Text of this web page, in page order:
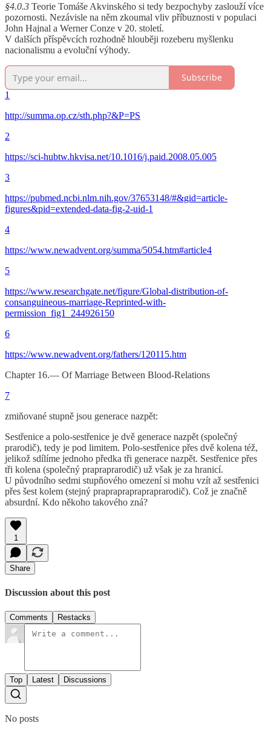
§4.0.3 Teorie Tomáše Akvinského si tedy bezpochyby zaslouží více
pozornosti. Nezávisle na něm zkoumal vliv příbuznosti v populaci
John Hajnal a Werner Conze v 20. století.
V dalších příspěvcích rozhodně hlouběji rozeberu myšlenku
nacionalismu a evoluční výhody.
Subscribe
1
http://summa.op.cz/sth.php?&P=PS
2
https://sci-hubtw.hkvisa.net/10.1016/j.paid.2008.05.005
3
https://pubmed.ncbi.nlm.nih.gov/37653148/#&gid=article-
figures&pid=extended-data-fig-2-uid-1
4
https://www.newadvent.org/summa/5054.htm#article4
5
https://www.researchgate.net/figure/Global-distribution-of-
consanguineous-marriage-Reprinted-with-
permission_fig1_244926150
6
https://www.newadvent.org/fathers/120115.htm
Chapter 16.— Of Marriage Between Blood-Relations
7
zmiňované stupně jsou generace nazpět:
Sestřenice a polo-sestřenice je dvě generace nazpět (společný
prarodič), tedy je pod limitem. Polo-sestřenice přes dvě kolena též,
jelikož sdílíme jednoho předka tři generace nazpět. Sestřenice přes
tři kolena (společný prapraprarodič) už však je za hranicí.
U původního sedmi stupňového omezení si mohu vzít až sestřenici
přes šest kolem (stejný praprapraprapraprarodič). Což je značně
absurdní. Kdo někoho takového zná?
1
Share
Discussion about this post
Comments Restacks
Top Latest Discussions
No posts